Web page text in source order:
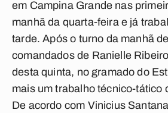
em Campina Grande nas
manhã da quarta-feira e já
tarde. Após o turno da manhã
comandados de Ranielle
desta quinta, no gramado do
mais um trabalho técnico-tático
De acordo com Vinicius